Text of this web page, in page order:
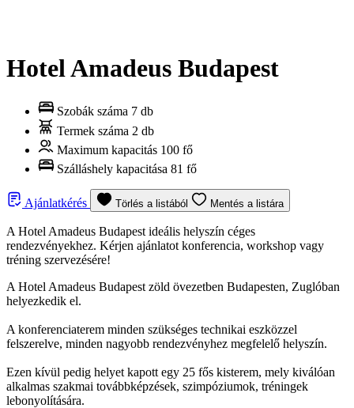
Hotel Amadeus Budapest
Szobák száma 7 db
Termek száma 2 db
Maximum kapacitás 100 fő
Szálláshely kapacitása 81 fő
Ajánlatkérés Törlés a listából Mentés a listára
A Hotel Amadeus Budapest ideális helyszín céges
rendezvényekhez. Kérjen ajánlatot konferencia, workshop vagy
tréning szervezésére!
A Hotel Amadeus Budapest zöld övezetben Budapesten, Zuglóban
helyezkedik el.
A konferenciaterem minden szükséges technikai eszközzel
felszerelve, minden nagyobb rendezvényhez megfelelő helyszín.
Ezen kívül pedig helyet kapott egy 25 fős kisterem, mely kiválóan
alkalmas szakmai továbbképzések, szimpóziumok, tréningek
lebonyolítására.